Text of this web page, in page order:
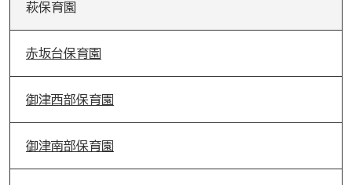
萩保育園
赤坂台保育園
御津西部保育園
御津南部保育園